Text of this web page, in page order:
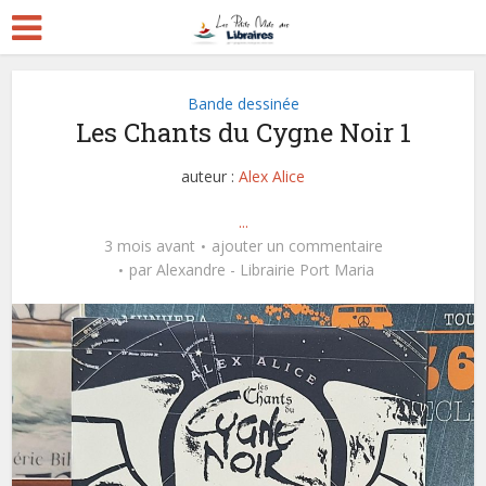
Bande dessinée
Les Chants du Cygne Noir 1
auteur : Alex Alice
...
3 mois avant
ajouter un commentaire
par Alexandre - Librairie Port Maria